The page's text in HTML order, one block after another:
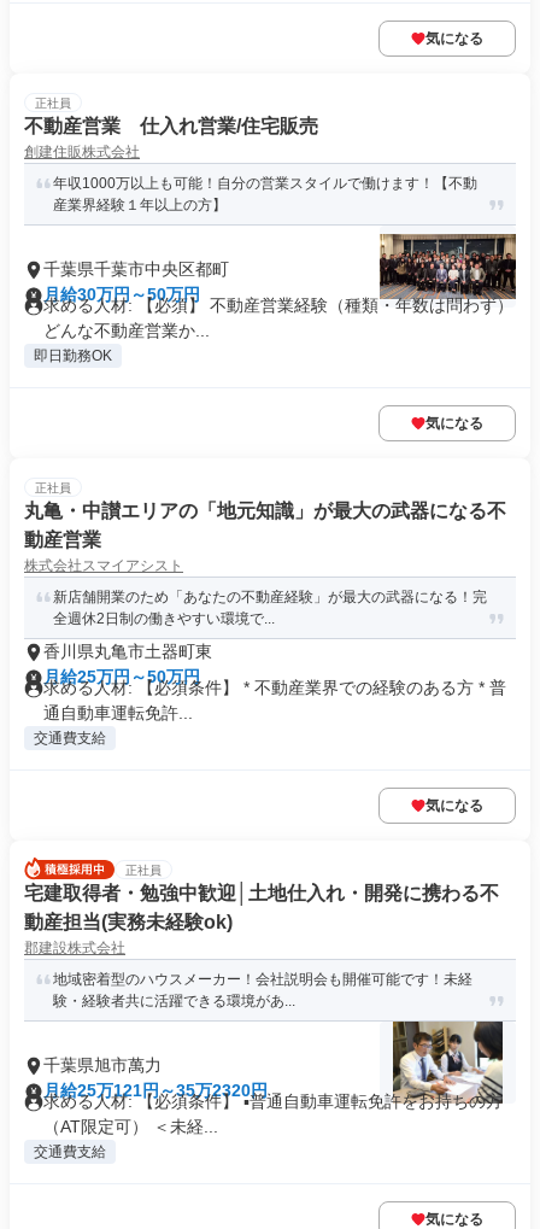
気になる
正社員
不動産営業 仕入れ営業/住宅販売
創建住販株式会社
年収1000万以上も可能！自分の営業スタイルで働けます！【不動
産業界経験１年以上の方】
千葉県千葉市中央区都町
月給30万円～50万円
求める人材: 【必須】 不動産営業経験（種類・年数は問わず）
どんな不動産営業か...
即日勤務OK
気になる
正社員
丸亀・中讃エリアの「地元知識」が最大の武器になる不
動産営業
株式会社スマイアシスト
新店舗開業のため「あなたの不動産経験」が最大の武器になる！完
全週休2日制の働きやすい環境で...
香川県丸亀市土器町東
月給25万円～50万円
求める人材: 【必須条件】 * 不動産業界での経験のある方 * 普
通自動車運転免許...
交通費支給
気になる
正社員
宅建取得者・勉強中歓迎│土地仕入れ・開発に携わる不
動産担当(実務未経験ok)
郡建設株式会社
地域密着型のハウスメーカー！会社説明会も開催可能です！未経
験・経験者共に活躍できる環境があ...
千葉県旭市萬力
月給25万121円～35万2320円
求める人材: 【必須条件】 ▪普通自動車運転免許をお持ちの方
（AT限定可） ＜未経...
交通費支給
気になる